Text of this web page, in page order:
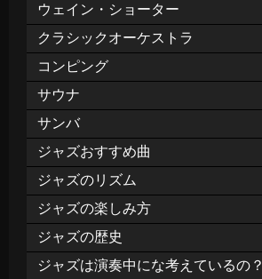
ウェイン・ショーター
クラシックオーケストラ
コンピング
サウナ
サンバ
ジャズおすすめ曲
ジャズのリズム
ジャズの楽しみ方
ジャズの歴史
ジャズは演奏中にな考えているの？